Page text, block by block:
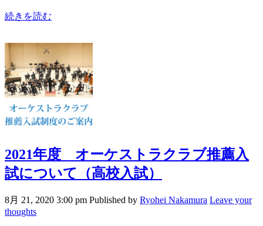
続きを読む
2021年度 オーケストラクラブ推薦入
試について（高校入試）
8月 21, 2020 3:00 pm Published by Ryohei Nakamura Leave your
thoughts